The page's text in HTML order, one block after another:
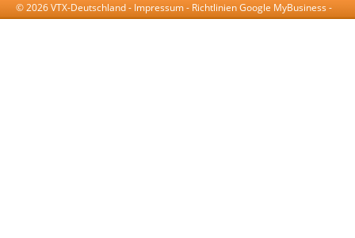
© 2026 VTX-Deutschland - Impressum- Richtlinien Google MyBusiness -
AGB-Datenschutzerklärung